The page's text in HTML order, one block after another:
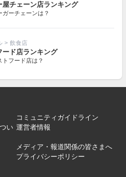
屋チェーン店ランキング
ーチェーンは？
> 飲食店
ード店ランキング
フード店は？
コミュニティガイドライン
い 運営者情報
メディア・報道関係の皆さまへ
プライバシーポリシー